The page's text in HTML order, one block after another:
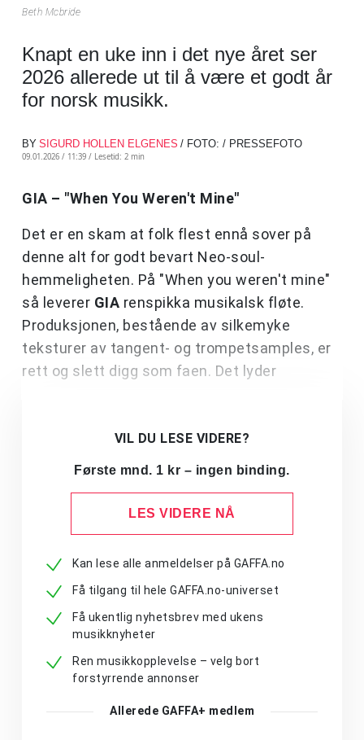
Beth Mcbride
Knapt en uke inn i det nye året ser
2026 allerede ut til å være et godt år
for norsk musikk.
BY SIGURD HOLLEN ELGENES / FOTO: / PRESSEFOTO
09.01.2026 / 11:39 / Lesetid: 2 min
GIA – "When You Weren't Mine"
Det er en skam at folk flest ennå sover på
denne alt for godt bevart Neo-soul-
hemmeligheten. På "When you weren't mine"
så leverer GIA renspikka musikalsk fløte.
Produksjonen, bestående av silkemyke
teksturer av tangent- og trompetsamples, er
rett og slett digg som faen. Det lyder
VIL DU LESE VIDERE?
Første mnd. 1 kr – ingen binding.
LES VIDERE NÅ
Kan lese alle anmeldelser på GAFFA.no
Få tilgang til hele GAFFA.no-universet
Få ukentlig nyhetsbrev med ukens
musikknyheter
Ren musikkopplevelse – velg bort
forstyrrende annonser
Allerede GAFFA+ medlem